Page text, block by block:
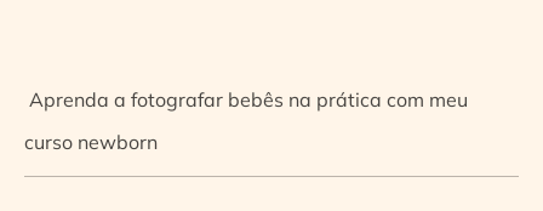
Aprenda a fotografar bebês na prática com meu
curso newborn